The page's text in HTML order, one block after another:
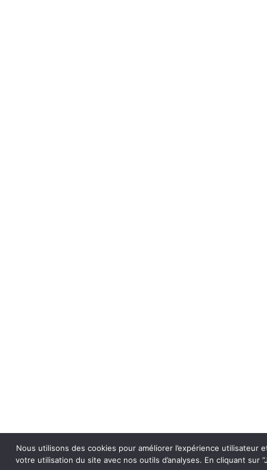
Nous utilisons des cookies pour améliorer l’expérience
votre utilisation du site avec nos outils d’analyses. En cliquant